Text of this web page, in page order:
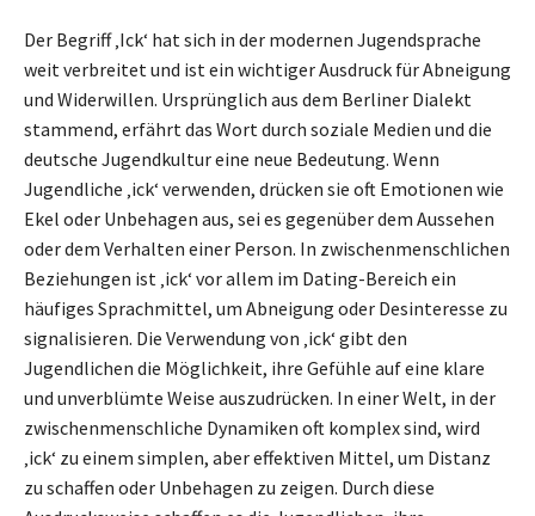
Der Begriff ‚Ick‘ hat sich in der modernen Jugendsprache
weit verbreitet und ist ein wichtiger Ausdruck für Abneigung
und Widerwillen. Ursprünglich aus dem Berliner Dialekt
stammend, erfährt das Wort durch soziale Medien und die
deutsche Jugendkultur eine neue Bedeutung. Wenn
Jugendliche ‚ick‘ verwenden, drücken sie oft Emotionen wie
Ekel oder Unbehagen aus, sei es gegenüber dem Aussehen
oder dem Verhalten einer Person. In zwischenmenschlichen
Beziehungen ist ‚ick‘ vor allem im Dating-Bereich ein
häufiges Sprachmittel, um Abneigung oder Desinteresse zu
signalisieren. Die Verwendung von ‚ick‘ gibt den
Jugendlichen die Möglichkeit, ihre Gefühle auf eine klare
und unverblümte Weise auszudrücken. In einer Welt, in der
zwischenmenschliche Dynamiken oft komplex sind, wird
‚ick‘ zu einem simplen, aber effektiven Mittel, um Distanz
zu schaffen oder Unbehagen zu zeigen. Durch diese